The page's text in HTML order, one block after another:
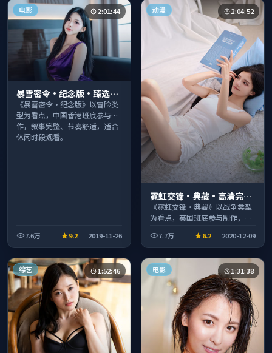
电影 2:01:44
暴雪密令·纪念版·臻选片
单推荐画质清晰观看流畅
《暴雪密令·纪念版》以冒险类
型为看点，中国香港班底参与制
作，叙事完整、节奏舒适，适合
休闲时段观看。
7.6万 9.2 2019-11-26
动漫 2:04:52
霓虹交锋·典藏·高清完整
收录适合周末一口气刷完
《霓虹交锋·典藏》以战争类型
为看点，英国班底参与制作，叙
段观看。
7.7万 6.2 2020-12-09
综艺 1:52:46 电影 1:31:38